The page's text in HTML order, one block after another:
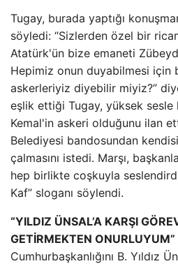
Tugay, burada yaptığı
söyledi: “Sizlerden özel bir
Atatürk'ün bize emaneti
Hepimiz onun duyabilmesi için
askerleriyiz diyebilir miyiz?”
eşlik ettiği Tugay, yüksek sesle
Kemal'in askeri olduğunu ilan
Belediyesi bandosundan
çalmasını istedi. Marşı,
hep birlikte coşkuyla
Kaf” sloganı söylendi.
“YILDIZ ÜNSAL’A KARŞI
GETİRMEKTEN ONURLUYUM”
Cumhurbaşkanlığını B. Yıldız